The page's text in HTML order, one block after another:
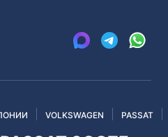
VOLKSWAGEN PASSAT